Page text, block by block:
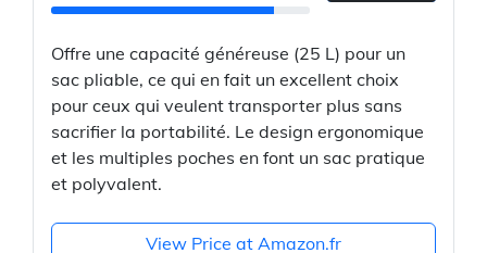
Offre une capacité généreuse (25 L) pour un
sac pliable, ce qui en fait un excellent choix
pour ceux qui veulent transporter plus sans
sacrifier la portabilité. Le design ergonomique
et les multiples poches en font un sac pratique
et polyvalent.
View Price at Amazon.fr